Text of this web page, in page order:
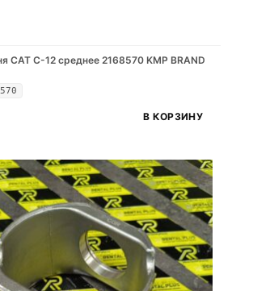
CAT C-12 среднее 2168570 KMP BRAND
В КОРЗИНУ